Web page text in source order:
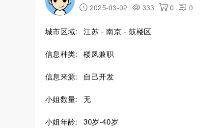
2025-03-02 333 0 0
城市区域: 江苏 - 南京 - 鼓楼区
信息种类: 楼凤兼职
信息来源: 自己开发
小姐数量: 无
小姐年龄: 30岁-40岁